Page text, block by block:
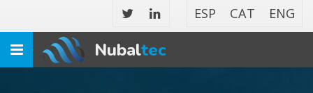
ESP CAT ENG
Toggle
navigation
Nubaltec